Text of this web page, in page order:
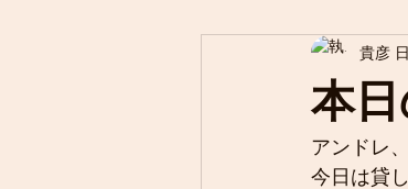
近くの
本
貴彦
アンドレ
今日は貸